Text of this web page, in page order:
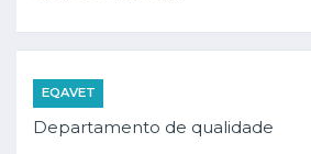
EQAVET
Departamento de qualidade